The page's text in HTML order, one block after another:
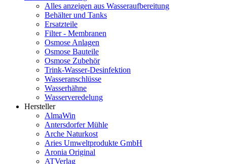
Alles anzeigen aus Wasseraufbereitung
Behälter und Tanks
Ersatzteile
Filter - Membranen
Osmose Anlagen
Osmose Bauteile
Osmose Zubehör
Trink-Wasser-Desinfektion
Wasseranschlüsse
Wasserhähne
Wasserveredelung
Hersteller
AlmaWin
Antersdorfer Mühle
Arche Naturkost
Aries Umweltprodukte GmbH
Aronia Original
ATVerlag